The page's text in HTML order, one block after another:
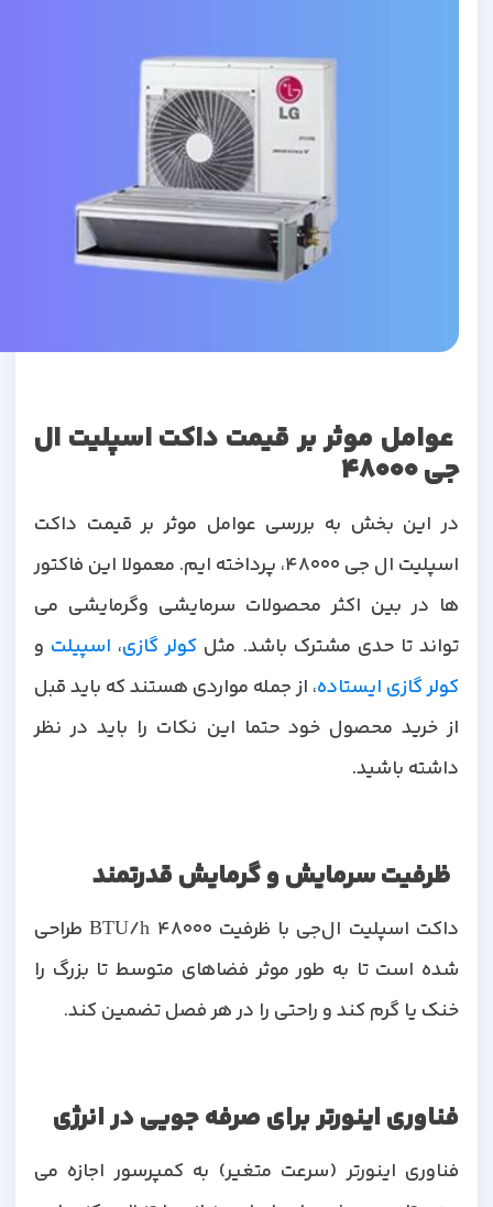
عوامل موثر بر قیمت داکت اسپلیت ال
جی 48000
در این بخش به بررسی عوامل موثر بر قیمت داکت
اسپلیت ال جی 48000، پرداخته ایم. معمولا این فاکتور
ها در بین اکثر محصولات سرمایشی وگرمایشی می
تواند تا حدی مشترک باشد. مثلکولر گازی،اسپیلتو
کولر گازی ایستاده، از جمله مواردی هستند که باید قبل
از خرید محصول خود حتما این نکات را باید در نظر
داشته باشید.
ظرفیت سرمایش و گرمایش قدرتمند
داکت اسپلیت ال‌جی با ظرفیت 48000 BTU/h طراحی
شده است تا به طور موثر فضاهای متوسط ​​تا بزرگ را
خنک یا گرم کند و راحتی را در هر فصل تضمین کند.
فناوری اینورتر برای صرفه جویی در انرژی
فناوری اینورتر (سرعت متغیر) به کمپرسور اجازه می